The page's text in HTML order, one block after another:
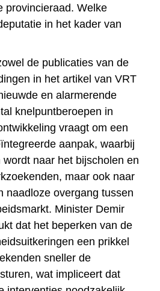
provincieraad. Welke
in het kader van
de publicaties van de
in het artikel van VRT
en alarmerende
knelpuntberoepen in
vraagt om een
aanpak, waarbij
naar het bijscholen en
maar ook naar
naadloze overgang tussen
Minister Demir
dat het beperken van de
een prikkel
sneller de
wat impliceert dat